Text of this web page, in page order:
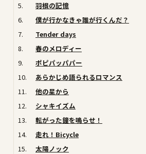
5.
羽根の記憶
6.
僕が行かなきゃ誰が行くんだ？
7.
Tender days
8.
春のメロディー
9.
ポピパッパパー
10.
あらかじめ語られるロマンス
11.
他の星から
12.
シャキイズム
13.
転がった鐘を鳴らせ！
14.
走れ！Bicycle
15.
太陽ノック